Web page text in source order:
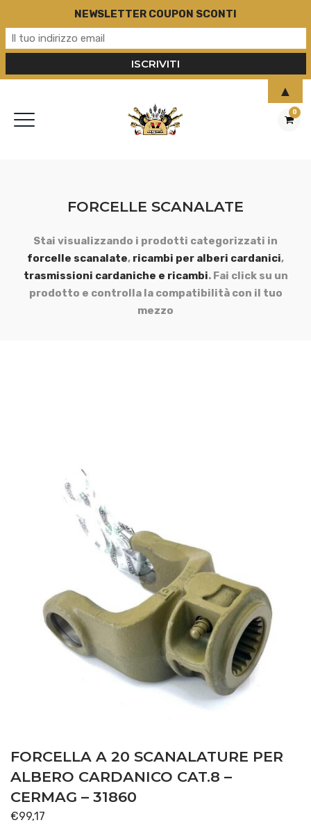
0
FORCELLE SCANALATE
Stai visualizzando i prodotti categorizzati in
forcelle scanalate, ricambi per alberi cardanici,
trasmissioni cardaniche e ricambi. Fai click su un
prodotto e controlla la compatibilità con il tuo
mezzo
FORCELLA A 20 SCANALATURE PER
ALBERO CARDANICO CAT.8 –
CERMAG – 31860
€99,17
NEWSLETTER COUPON SCONTI
▲